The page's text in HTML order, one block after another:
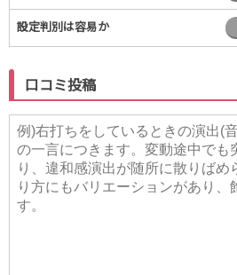
設定判別は容易か
口コミ投稿